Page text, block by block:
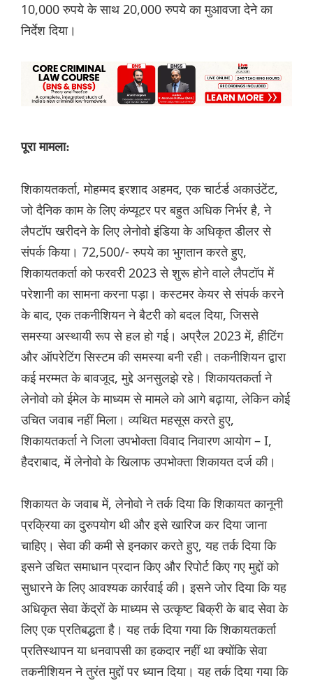
10,000 रुपये के साथ 20,000 रुपये का मुआवजा देने का
निर्देश दिया।
पूरा मामला:
शिकायतकर्ता, मोहम्मद इरशाद अहमद, एक चार्टर्ड अकाउंटेंट,
जो दैनिक काम के लिए कंप्यूटर पर बहुत अधिक निर्भर है, ने
लैपटॉप खरीदने के लिए लेनोवो इंडिया के अधिकृत डीलर से
संपर्क किया। 72,500/- रुपये का भुगतान करते हुए,
शिकायतकर्ता को फरवरी 2023 से शुरू होने वाले लैपटॉप में
परेशानी का सामना करना पड़ा। कस्टमर केयर से संपर्क करने
के बाद, एक तकनीशियन ने बैटरी को बदल दिया, जिससे
समस्या अस्थायी रूप से हल हो गई। अप्रैल 2023 में, हीटिंग
और ऑपरेटिंग सिस्टम की समस्या बनी रही। तकनीशियन द्वारा
कई मरम्मत के बावजूद, मुद्दे अनसुलझे रहे। शिकायतकर्ता ने
लेनोवो को ईमेल के माध्यम से मामले को आगे बढ़ाया, लेकिन कोई
उचित जवाब नहीं मिला। व्यथित महसूस करते हुए,
शिकायतकर्ता ने जिला उपभोक्ता विवाद निवारण आयोग – I,
हैदराबाद, में लेनोवो के खिलाफ उपभोक्ता शिकायत दर्ज की।
शिकायत के जवाब में, लेनोवो ने तर्क दिया कि शिकायत कानूनी
प्रक्रिया का दुरुपयोग थी और इसे खारिज कर दिया जाना
चाहिए। सेवा की कमी से इनकार करते हुए, यह तर्क दिया कि
इसने उचित समाधान प्रदान किए और रिपोर्ट किए गए मुद्दों को
सुधारने के लिए आवश्यक कार्रवाई की। इसने जोर दिया कि यह
अधिकृत सेवा केंद्रों के माध्यम से उत्कृष्ट बिक्री के बाद सेवा के
लिए एक प्रतिबद्धता है। यह तर्क दिया गया कि शिकायतकर्ता
प्रतिस्थापन या धनवापसी का हकदार नहीं था क्योंकि सेवा
तकनीशियन ने तुरंत मुद्दों पर ध्यान दिया। यह तर्क दिया गया कि